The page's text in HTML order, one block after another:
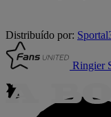
Distribuído por:
Ringier